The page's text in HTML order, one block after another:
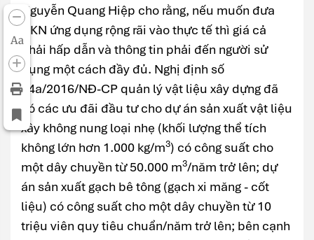
Aa
Nguyễn Quang Hiệp cho rằng, nếu muốn đưa
GKN ứng dụng rộng rãi vào thực tế thì giá cả
phải hấp dẫn và thông tin phải đến người sử
dụng một cách đầy đủ. Nghị định số
24a/2016/NĐ-CP quản lý vật liệu xây dựng đã
có các ưu đãi đầu tư cho dự án sản xuất vật liệu
xây không nung loại nhẹ (khối lượng thể tích
không lớn hơn 1.000 kg/m3) có công suất cho
một dây chuyền từ 50.000 m3/năm trở lên; dự
án sản xuất gạch bê tông (gạch xi măng - cốt
liệu) có công suất cho một dây chuyền từ 10
triệu viên quy tiêu chuẩn/năm trở lên; bên cạnh